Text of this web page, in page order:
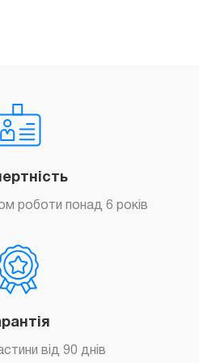
роботи понад 6 років
від 90 днів